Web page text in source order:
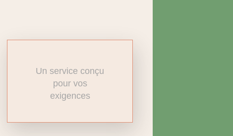
Un service conçu
pour vos
exigences